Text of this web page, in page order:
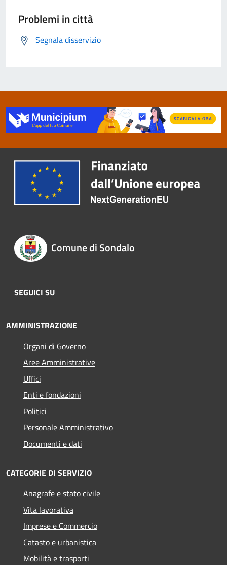
Problemi in città
Segnala disservizio
Comune di Sondalo
SEGUICI SU
AMMINISTRAZIONE
Organi di Governo
Aree Amministrative
Uffici
Enti e fondazioni
Politici
Personale Amministrativo
Documenti e dati
CATEGORIE DI SERVIZIO
Anagrafe e stato civile
Vita lavorativa
Imprese e Commercio
Catasto e urbanistica
Mobilità e trasporti